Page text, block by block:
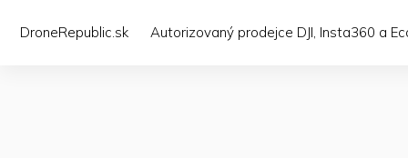
DroneRepublic.sk Autorizovaný prodejce DJI, Insta360 a